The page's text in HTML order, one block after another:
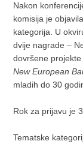
Nakon
komisija je
kategorija. U
dvije nagrade –
dovršene
New European
mladih do 30
Rok za prijavu je
Tematske